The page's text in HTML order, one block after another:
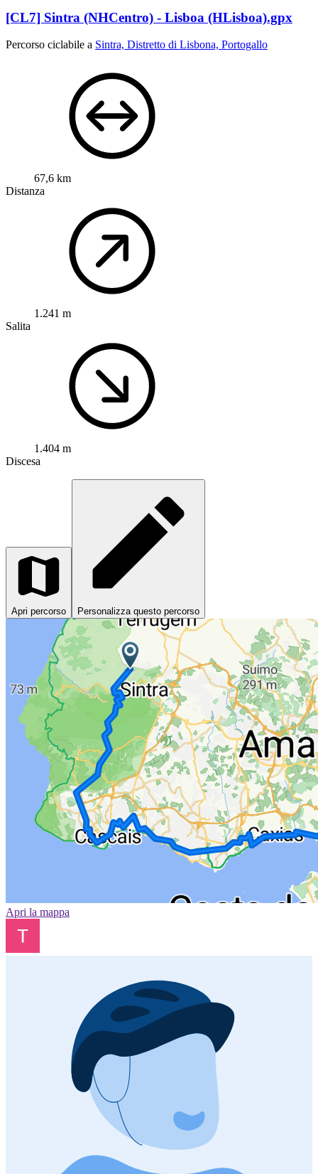
[CL7] Sintra (NHCentro) - Lisboa (HLisboa).gpx
Percorso ciclabile a Sintra, Distretto di Lisbona, Portogallo
67,6 km
Distanza
1.241 m
Salita
1.404 m
Discesa
Apri percorso Personalizza questo percorso
Apri la mappa